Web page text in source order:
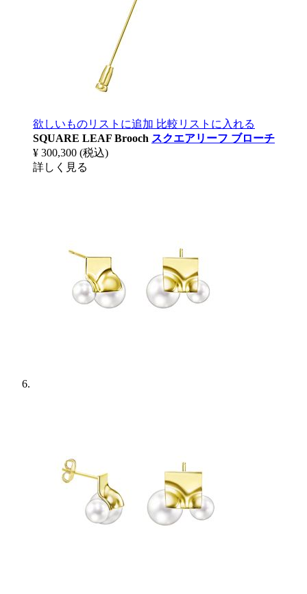
欲しいものリストに追加 比較リストに入れる
SQUARE LEAF Brooch スクエアリーフ ブローチ
¥ 300,300 (税込)
詳しく見る